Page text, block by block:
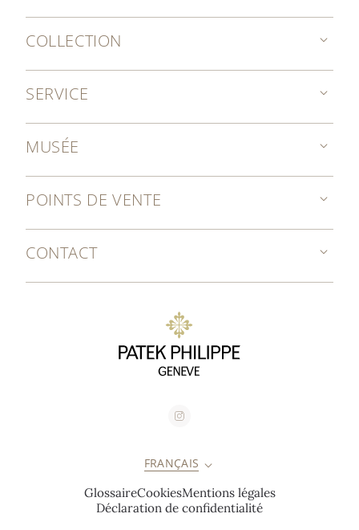
COLLECTION
SERVICE
MUSÉE
POINTS DE VENTE
CONTACT
FRANÇAIS
GlossaireCookiesMentions légales
Déclaration de confidentialité